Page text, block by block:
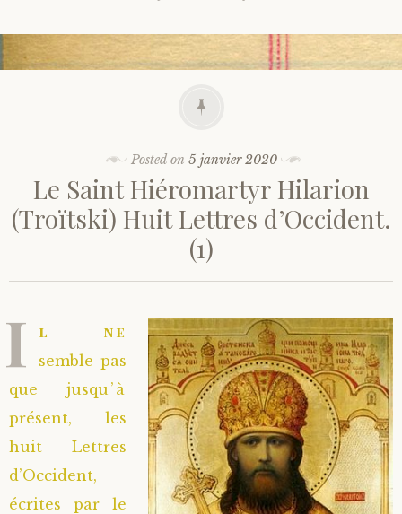
Posted on 5 janvier 2020
Le Saint Hiéromartyr Hilarion
(Troïtski) Huit Lettres d’Occident.
(1)
I l ne
semble pas
que jusqu’à
présent, les
huit Lettres
d’Occident,
écrites par le